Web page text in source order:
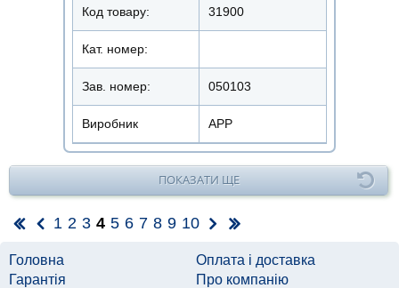
Код товару: 31900
Кат. номер:
Зав. номер: 050103
Виробник APP
ПОКАЗАТИ ЩЕ
1 2 3 4 5 6 7 8 9 10
Головна
Оплата і доставка
Гарантія
Про компанію